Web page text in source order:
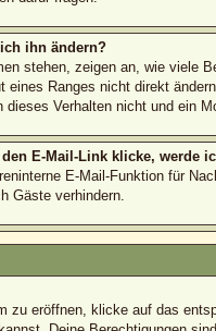
ihn ändern?
stehen, zeigen an, wie viele
eines Ranges nicht direkt
Verhalten nicht und ein
E-Mail-Link klicke, werde
E-Mail-Funktion für
Gäste verhindern.
zu eröffnen, klicke auf das